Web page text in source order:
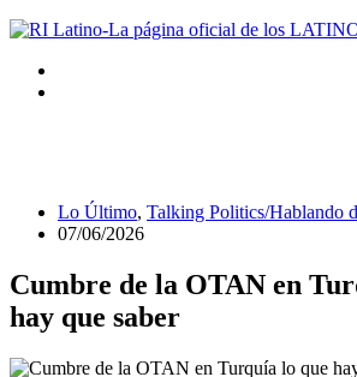
Lo Último, Talking Politics/Hablando
07/06/2026
Cumbre de la OTAN en
hay que saber